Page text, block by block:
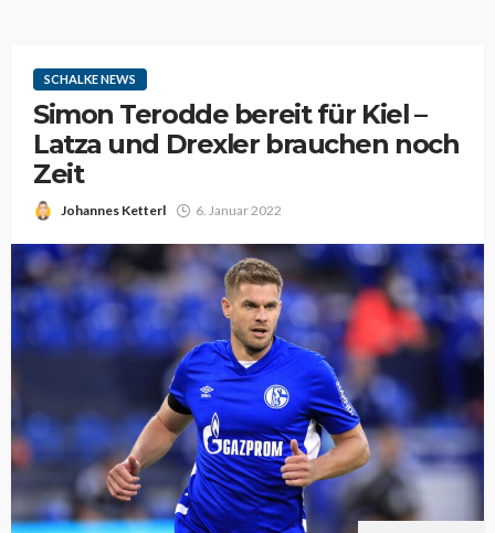
SCHALKE NEWS
Simon Terodde bereit für Kiel –
Latza und Drexler brauchen noch
Zeit
Johannes Ketterl 6. Januar 2022